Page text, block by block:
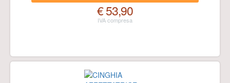
€ 53,90